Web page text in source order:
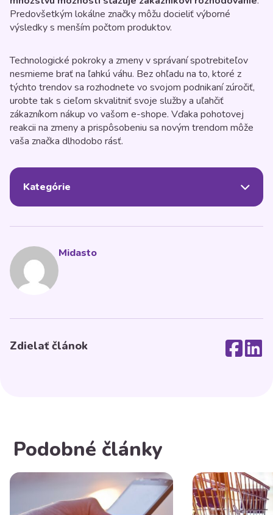
Predovšetkým lokálne značky môžu docieliť výborné
výsledky s menším počtom produktov.
Technologické pokroky a zmeny v správaní spotrebiteľov
nesmieme brať na ľahkú váhu. Bez ohľadu na to, ktoré z
týchto trendov sa rozhodnete vo svojom podnikaní zúročiť,
urobte tak s cieľom skvalitniť svoje služby a uľahčiť
zákazníkom nákup vo vašom e-shope. Vďaka pohotovej
reakcii na zmeny a prispôsobeniu sa novým trendom môže
vaša značka dlhodobo rásť.
Kategórie
Midasto
Zdielať článok
Podobné články